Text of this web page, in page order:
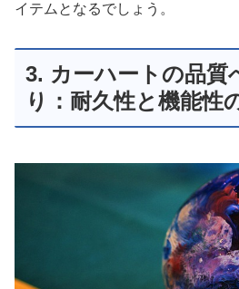
イテムとなるでしょう。
3. カーハートの品質
り：耐久性と機能性